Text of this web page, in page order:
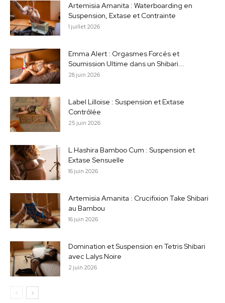
Artemisia Amanita : Waterboarding en
Suspension, Extase et Contrainte
1 juillet 2026
Emma Alert : Orgasmes Forcés et
Soumission Ultime dans un Shibari...
28 juin 2026
Label Lilloise : Suspension et Extase
Contrôlée
25 juin 2026
L Hashira Bamboo Cum : Suspension et
Extase Sensuelle
16 juin 2026
Artemisia Amanita : Crucifixion Take Shibari
au Bambou
16 juin 2026
Domination et Suspension en Tetris Shibari
avec Lalys Noire
2 juin 2026